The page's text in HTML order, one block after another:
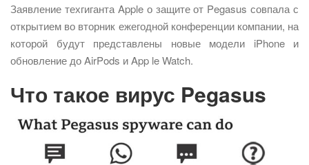
Заявление техгиганта Apple о защите от Pegasus совпала с
открытием во вторник ежегодной конференции компании, на
которой будут представлены новые модели iPhone и
обновление до AirPods и App le Watch.
Что такое вирус Pegasus